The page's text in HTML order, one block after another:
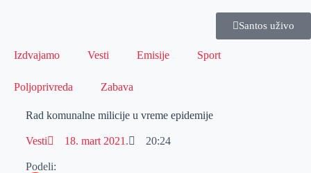
Santos uživo
Izdvajamo Vesti Emisije Sport
Poljoprivreda Zabava
Rad komunalne milicije u vreme epidemije
Vesti 18. mart 2021. 20:24
Podeli: